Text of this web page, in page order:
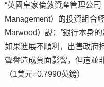
“英國皇家倫敦資產管理公
Management）的投資組合
Marwood）說：”銀行本身的
如果進展不順利，出售政府
聲譽造成負面影響，但這並
（1美元=0.7990英鎊）